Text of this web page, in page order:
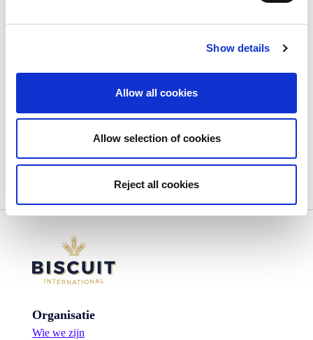
Show details
Allow all cookies
Allow selection of cookies
Reject all cookies
Organisatie
Wie we zijn